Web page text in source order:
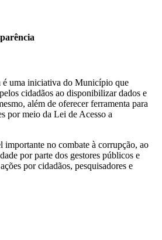
é uma iniciativa do Município que
cidadãos ao disponibilizar dados e
além de oferecer ferramenta para
por meio da Lei de Acesso a
importante no combate à corrupção, ao
por parte dos gestores públicos e
por cidadãos, pesquisadores e